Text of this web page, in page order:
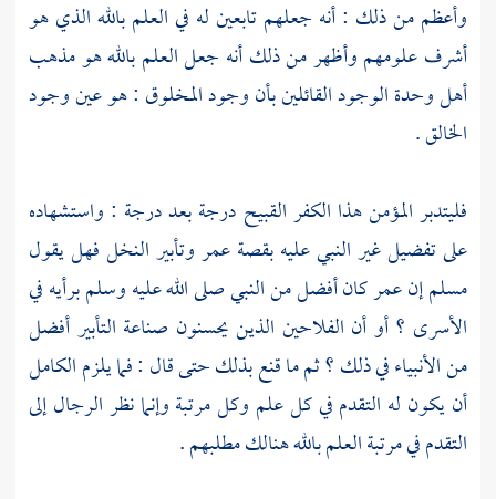
وأعظم من ذلك : أنه جعلهم تابعين له في العلم بالله الذي هو
أشرف علومهم وأظهر من ذلك أنه جعل العلم بالله هو مذهب
أهل وحدة الوجود القائلين بأن وجود المخلوق : هو عين وجود
الخالق .
فليتدبر المؤمن هذا الكفر القبيح درجة بعد درجة : واستشهاده
على تفضيل غير النبي عليه بقصةعمروتأبير النخل فهل يقول
مسلم إنعمركان أفضل من النبي صلى الله عليه وسلم برأيه في
الأسرى ؟ أو أن الفلاحين الذين يحسنون صناعة التأبير أفضل
من الأنبياء في ذلك ؟ ثم ما قنع بذلك حتى قال : فما يلزم الكامل
أن يكون له التقدم في كل علم وكل مرتبة وإنما نظر الرجال إلى
التقدم في مرتبة العلم بالله هنالك مطلبهم .